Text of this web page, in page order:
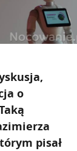
o
pisał